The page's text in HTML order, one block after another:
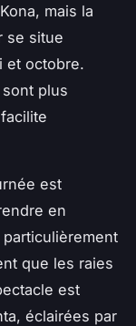
mais la
se situe
et octobre.
plus
est
en
que les raies
est
éclairées par